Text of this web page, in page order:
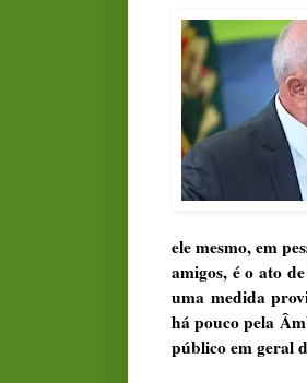
ele mesmo, em
amigos, é o ato
uma medida
há pouco pela
público em geral